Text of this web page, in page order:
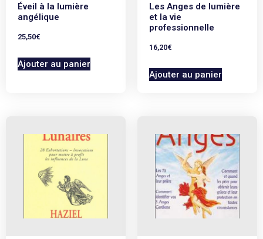
Éveil à la lumière
angélique
25,50€
Ajouter au panier
Les Anges de lumière
et la vie
professionnelle
16,20€
Ajouter au panier